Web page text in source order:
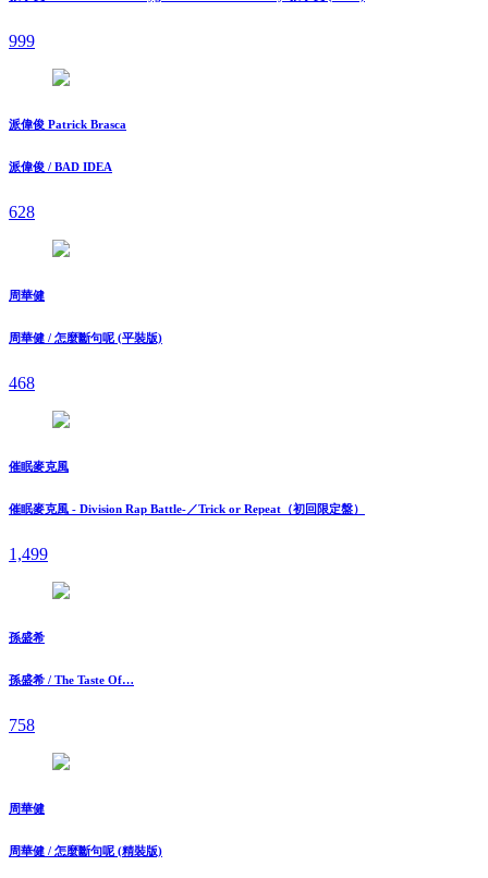
999
派偉俊 Patrick Brasca
派偉俊 / BAD IDEA
628
周華健
周華健 / 怎麼斷句呢 (平裝版)
468
催眠麥克風
催眠麥克風 - Division Rap Battle-／Trick or Repeat（初回限定盤）
1,499
孫盛希
孫盛希 / The Taste Of…
758
周華健
周華健 / 怎麼斷句呢 (精裝版)